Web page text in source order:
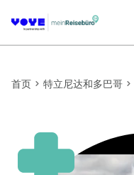
首页 特立尼达和多巴哥